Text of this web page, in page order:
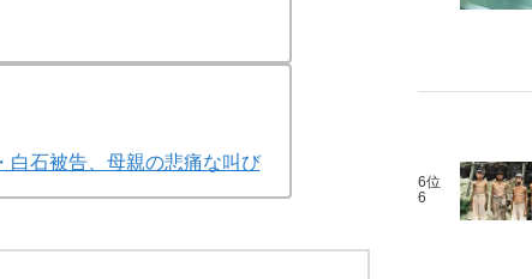
石被告、母親の悲痛な叫び
6位
6